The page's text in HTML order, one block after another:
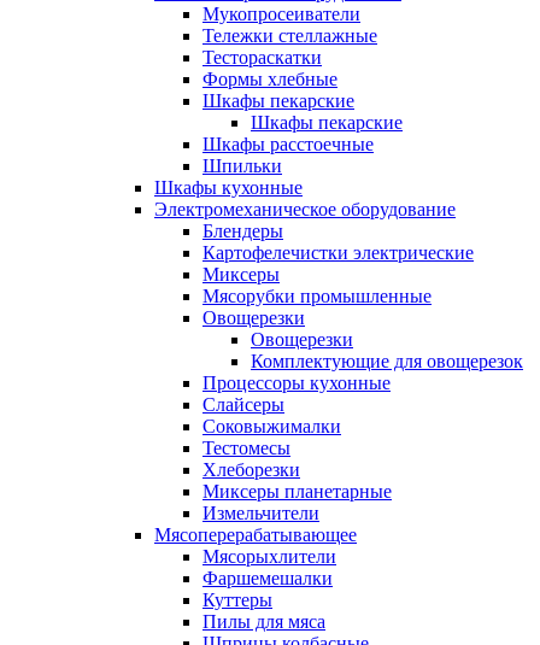
Мукопросеиватели
Тележки стеллажные
Тестораскатки
Формы хлебные
Шкафы пекарские
Шкафы пекарские
Шкафы расстоечные
Шпильки
Шкафы кухонные
Электромеханическое оборудование
Блендеры
Картофелечистки электрические
Миксеры
Мясорубки промышленные
Овощерезки
Овощерезки
Комплектующие для овощерезок
Процессоры кухонные
Слайсеры
Соковыжималки
Тестомесы
Хлеборезки
Миксеры планетарные
Измельчители
Мясоперерабатывающее
Мясорыхлители
Фаршемешалки
Куттеры
Пилы для мяса